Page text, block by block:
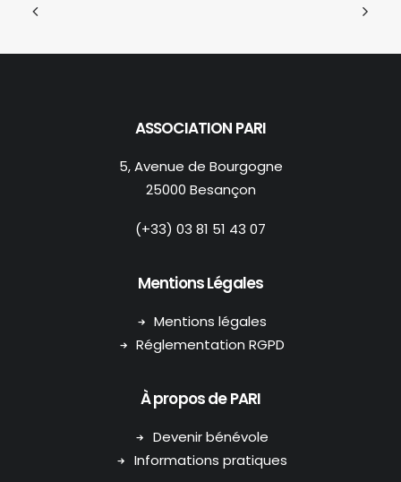
ASSOCIATION PARI
5, Avenue de Bourgogne
25000 Besançon
(+33) 03 81 51 43 07
Mentions Légales
Mentions légales
Réglementation RGPD
À propos de PARI
Devenir bénévole
Informations pratiques